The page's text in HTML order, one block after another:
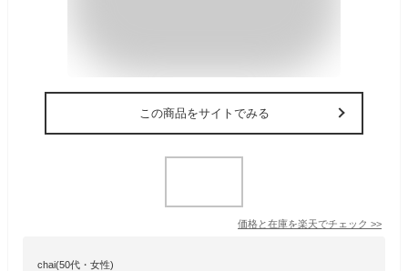
この商品をサイトでみる
価格と在庫を楽天でチェック >>
chai(50代・女性)